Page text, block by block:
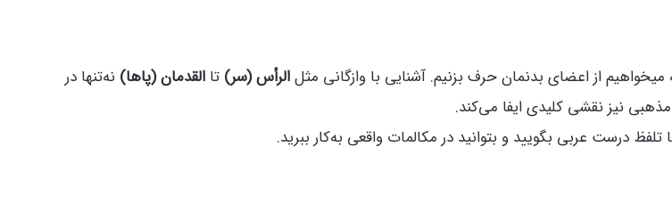
میخواهیم از اعضای بدنمان حرف بزنیم. آشنایی با وازگانی مثلالرأس (سر) تا القدمان (پاها) نه‌تنها در
نیز نقشی کلیدی ایفا می‌کند.
درست عربی بگویید و بتوانید در مکالمات واقعی به‌کار ببرید.